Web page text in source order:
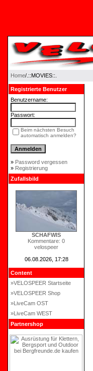
Home/.::MOVIES::.
Registrierte Benutzer
Benutzername:
Passwort:
Beim nächsten Besuch
automatisch anmelden?
» Password vergessen
» Registrierung
Zufallsbild
SCHAFWIS
Kommentare: 0
velospeer
06.08.2026, 17:28
Content
»VELOSPEER Startseite
»VELOSPEER Shop
»LiveCam OST
»LiveCam WEST
Partnershop